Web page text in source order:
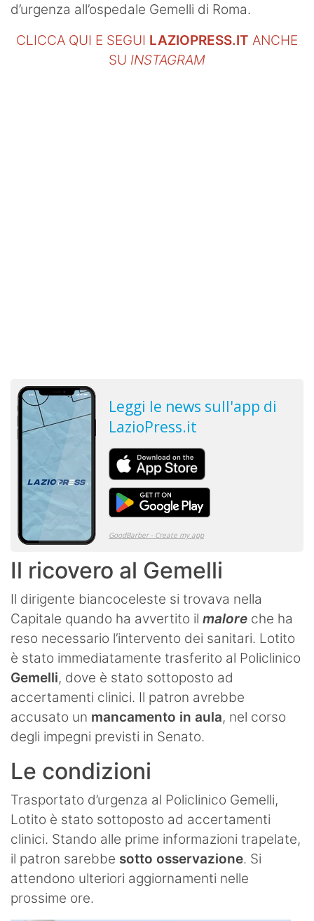
d’urgenza all’ospedale Gemelli di Roma.
CLICCA QUI E SEGUI LAZIOPRESS.IT ANCHE
SU INSTAGRAM
Il ricovero al Gemelli
Il dirigente biancoceleste si trovava nella
Capitale quando ha avvertito il malore che ha
reso necessario l’intervento dei sanitari. Lotito
è stato immediatamente trasferito al Policlinico
Gemelli, dove è stato sottoposto ad
accertamenti clinici. Il patron avrebbe
accusato un mancamento in aula, nel corso
degli impegni previsti in Senato.
Le condizioni
Trasportato d’urgenza al Policlinico Gemelli,
Lotito è stato sottoposto ad accertamenti
clinici. Stando alle prime informazioni trapelate,
il patron sarebbe sotto osservazione. Si
attendono ulteriori aggiornamenti nelle
prossime ore.